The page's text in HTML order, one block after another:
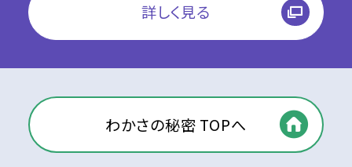
詳しく見る
わかさの秘密 TOPへ